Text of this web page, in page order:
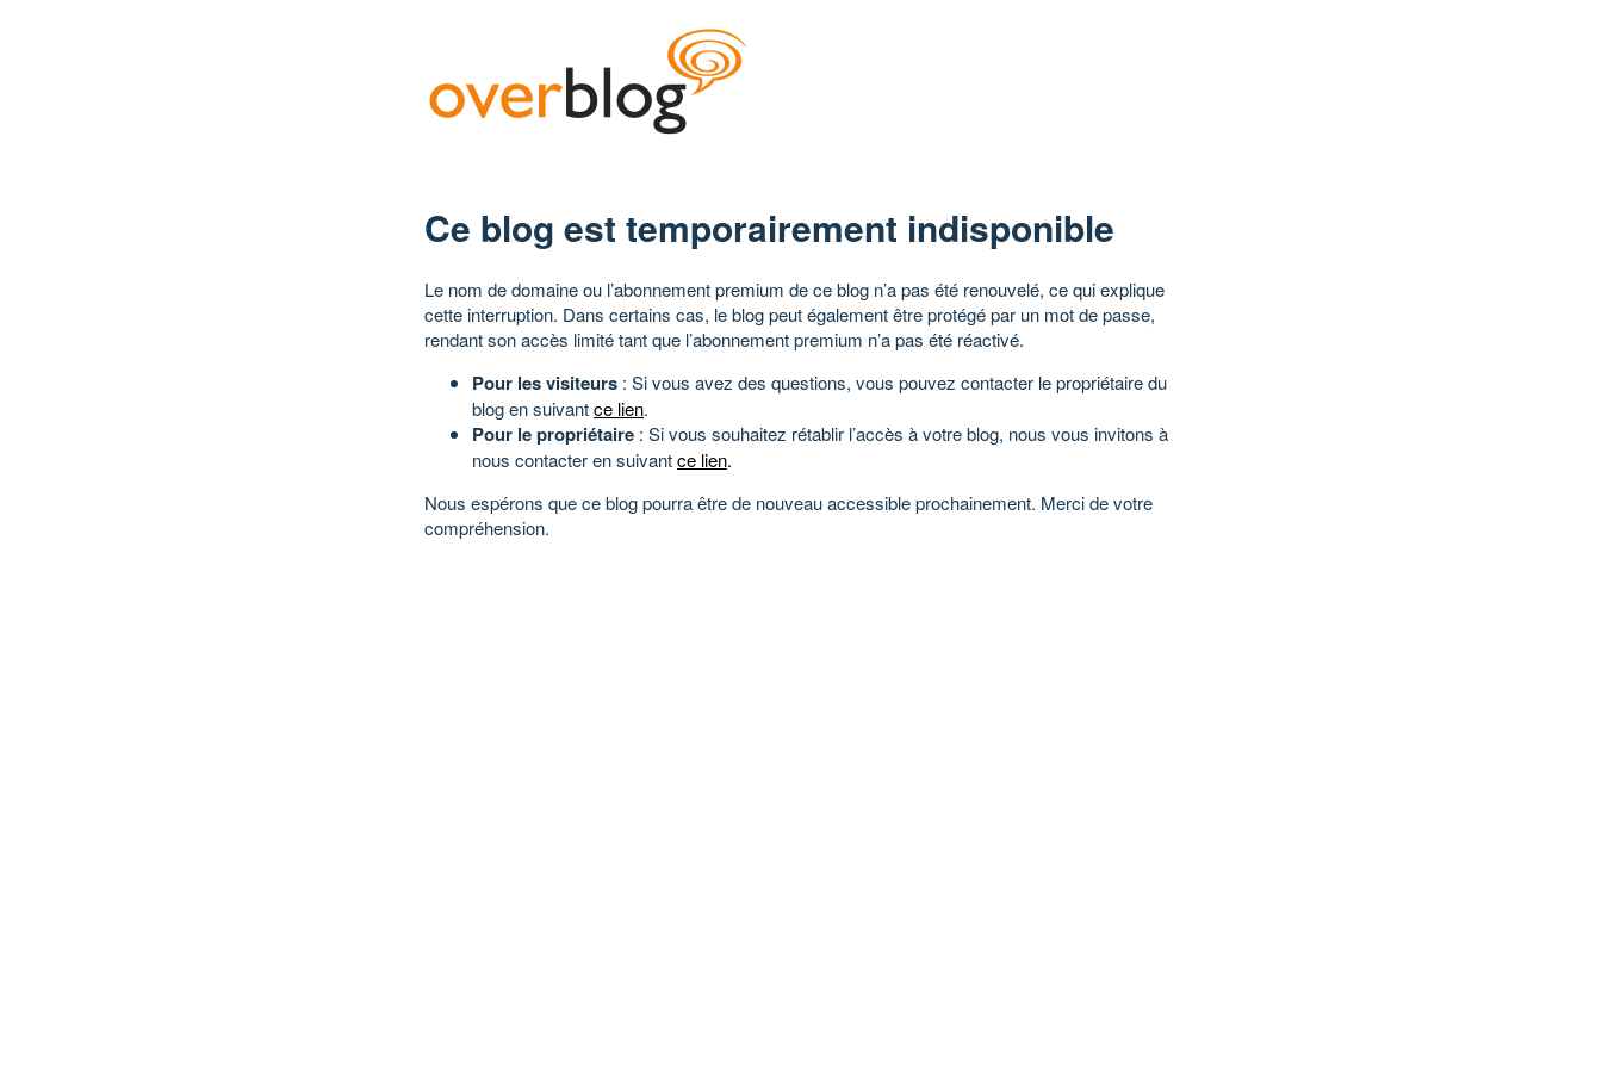
Ce blog est temporairement indisponible
Le nom de domaine ou l’abonnement premium de ce blog n’a pas été renouvelé, ce qui explique
cette interruption. Dans certains cas, le blog peut également être protégé par un mot de passe,
rendant son accès limité tant que l’abonnement premium n’a pas été réactivé.
Pour les visiteurs : Si vous avez des questions, vous pouvez contacter le propriétaire du
blog en suivantce lien.
Pour le propriétaire : Si vous souhaitez rétablir l’accès à votre blog, nous vous invitons à
nous contacter en suivantce lien.
Nous espérons que ce blog pourra être de nouveau accessible prochainement. Merci de votre
compréhension.